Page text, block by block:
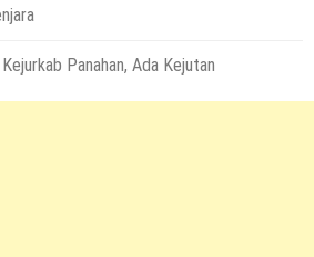
Panahan, Ada Kejutan